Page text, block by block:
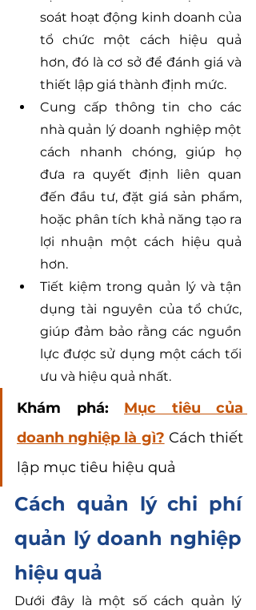
soát hoạt động kinh doanh của
tổ chức một cách hiệu quả
hơn, đó là cơ sở để đánh giá và
thiết lập giá thành định mức.
Cung cấp thông tin cho các
nhà quản lý doanh nghiệp một
cách nhanh chóng, giúp họ
đưa ra quyết định liên quan
đến đầu tư, đặt giá sản phẩm,
hoặc phân tích khả năng tạo ra
lợi nhuận một cách hiệu quả
hơn.
Tiết kiệm trong quản lý và tận
dụng tài nguyên của tổ chức,
giúp đảm bảo rằng các nguồn
lực được sử dụng một cách tối
ưu và hiệu quả nhất.
Khám phá: Mục tiêu của
doanh nghiệp là gì? Cách thiết
lập mục tiêu hiệu quả
Cách quản lý chi phí
quản lý doanh nghiệp
hiệu quả
Dưới đây là một số cách quản lý